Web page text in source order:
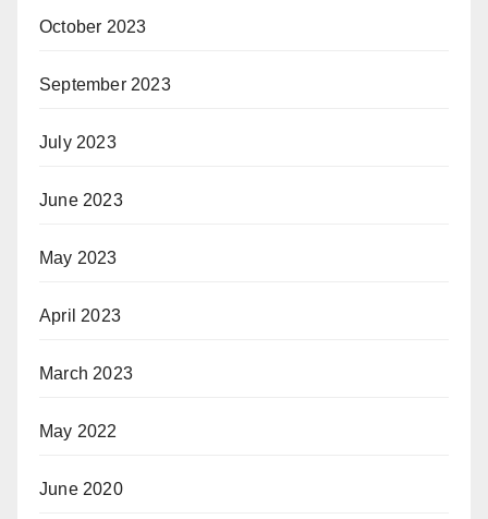
October 2023
September 2023
July 2023
June 2023
May 2023
April 2023
March 2023
May 2022
June 2020